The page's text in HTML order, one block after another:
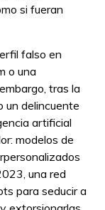
si fueran
falso en
o una
tras la
un delincuente
artificial
modelos de
una red
para seducir a